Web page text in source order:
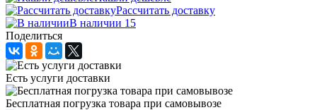
Рассчитать доставку
В наличии 15
Поделиться
Есть услуги доставки
Бесплатная погрузка товара при самовывозе